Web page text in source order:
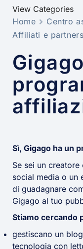
View Categories
Home
Centro
Affiliati e
Sì, Gigago ha un
Se sei un
social media o un
di guadagnare
Gigago al tuo
Stiamo cercando
gestiscano un
tecnologia con